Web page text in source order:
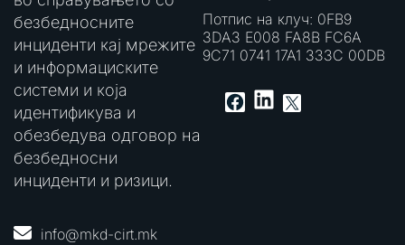
безбедносните
инциденти кај мрежите
и информациските
системи и која
идентификува и
обезбедува одговор на
безбедносни
инциденти и ризици.
info@mkd-cirt.mk
Потпис на клуч: 0FB9
3DA3 E008 FA8B FC6A
9C71 0741 17A1 333C 00DB
Facebook
LinkedIn
X